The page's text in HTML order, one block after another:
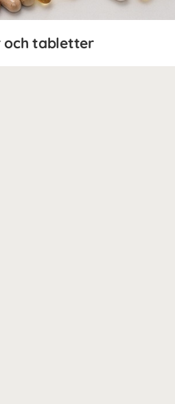
och tabletter